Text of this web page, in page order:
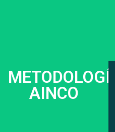
METODOLOGÍA
AINCO